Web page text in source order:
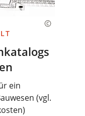
ein
(vgl.